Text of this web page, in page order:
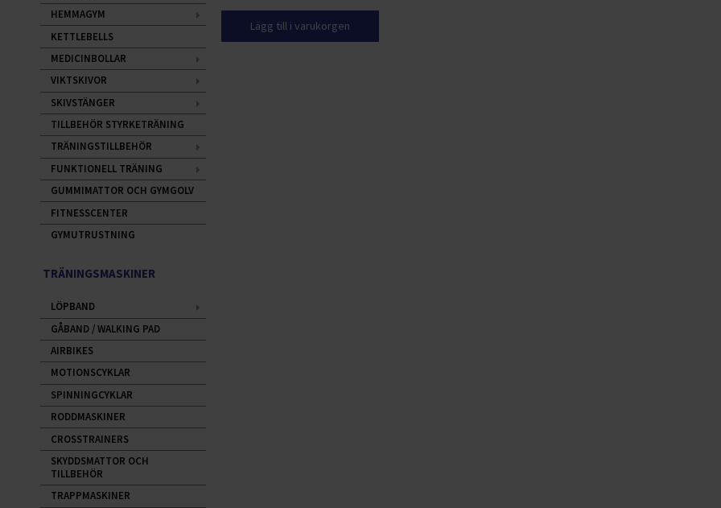
Lägg till i varukorgen
HEMMAGYM
KETTLEBELLS
MEDICINBOLLAR
VIKTSKIVOR
SKIVSTÄNGER
TILLBEHÖR STYRKETRÄNING
TRÄNINGSTILLBEHÖR
FUNKTIONELL TRÄNING
GUMMIMATTOR OCH GYMGOLV
FITNESSCENTER
GYMUTRUSTNING
TRÄNINGSMASKINER
LÖPBAND
GÅBAND / WALKING PAD
AIRBIKES
MOTIONSCYKLAR
SPINNINGCYKLAR
RODDMASKINER
CROSSTRAINERS
SKYDDSMATTOR OCH
TILLBEHÖR
TRAPPMASKINER